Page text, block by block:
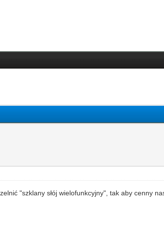
"szklany słój wielofunkcyjny", tak aby cenny